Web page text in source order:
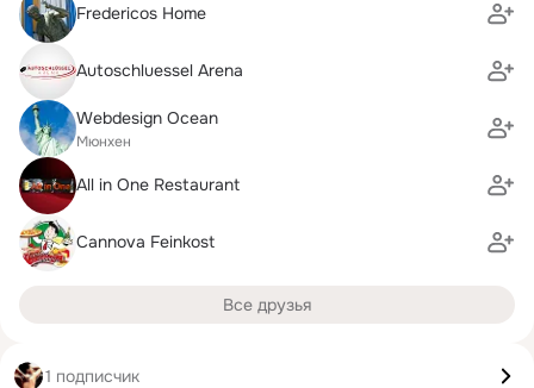
Fredericos Home
Autoschluessel Arena
Webdesign Ocean
Мюнхен
All in One Restaurant
Cannova Feinkost
Все друзья
1 подписчик